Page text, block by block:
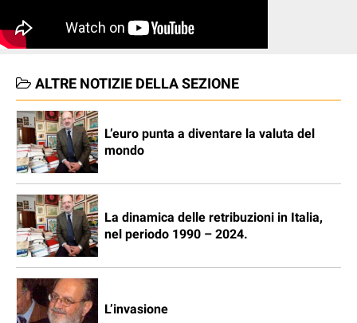
ALTRE NOTIZIE DELLA SEZIONE
L’euro punta a diventare la valuta del
mondo
La dinamica delle retribuzioni in Italia,
nel periodo 1990 – 2024.
L’invasione